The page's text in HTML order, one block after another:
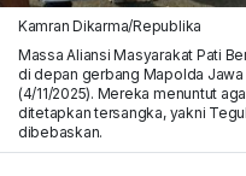
Kamran Dikarma/Republika
Massa Aliansi Masyarakat Pati
di depan gerbang Mapolda
(4/11/2025). Mereka menuntut
ditetapkan tersangka, yakni
dibebaskan.